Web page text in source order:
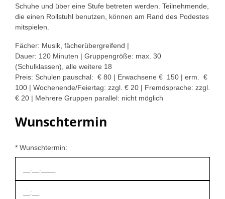
Schuhe und über eine Stufe betreten werden. Teilnehmende,
die einen Rollstuhl benutzen, können am Rand des Podestes
mitspielen.
Fächer: Musik, fächerübergreifend |
Dauer: 120 Minuten | Gruppengröße: max. 30
(Schulklassen), alle weitere 18
Preis: Schulen pauschal: € 80 | Erwachsene € 150 | erm. €
100 | Wochenende/Feiertag: zzgl. € 20 | Fremdsprache: zzgl.
€ 20 | Mehrere Gruppen parallel: nicht möglich
Wunschtermin
* Wunschtermin: